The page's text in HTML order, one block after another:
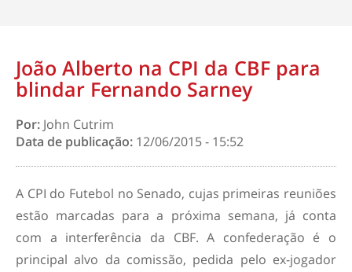
João Alberto na CPI da CBF para
blindar Fernando Sarney
Por: John Cutrim
Data de publicação: 12/06/2015 - 15:52
A CPI do Futebol no Senado, cujas primeiras reuniões
estão marcadas para a próxima semana, já conta
com a interferência da CBF. A confederação é o
principal alvo da comissão, pedida pelo ex-jogador